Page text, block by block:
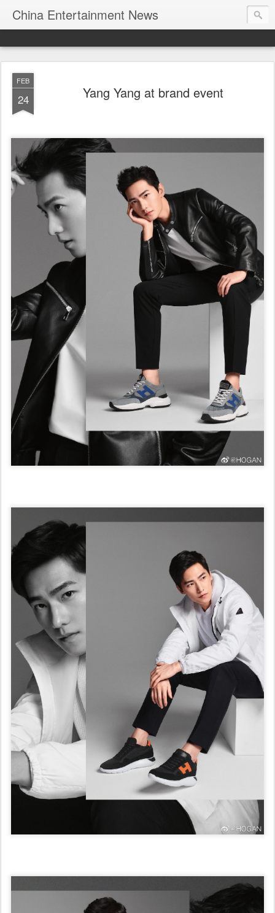
China Entertainment News
FEB
24 Yang Yang at brand event